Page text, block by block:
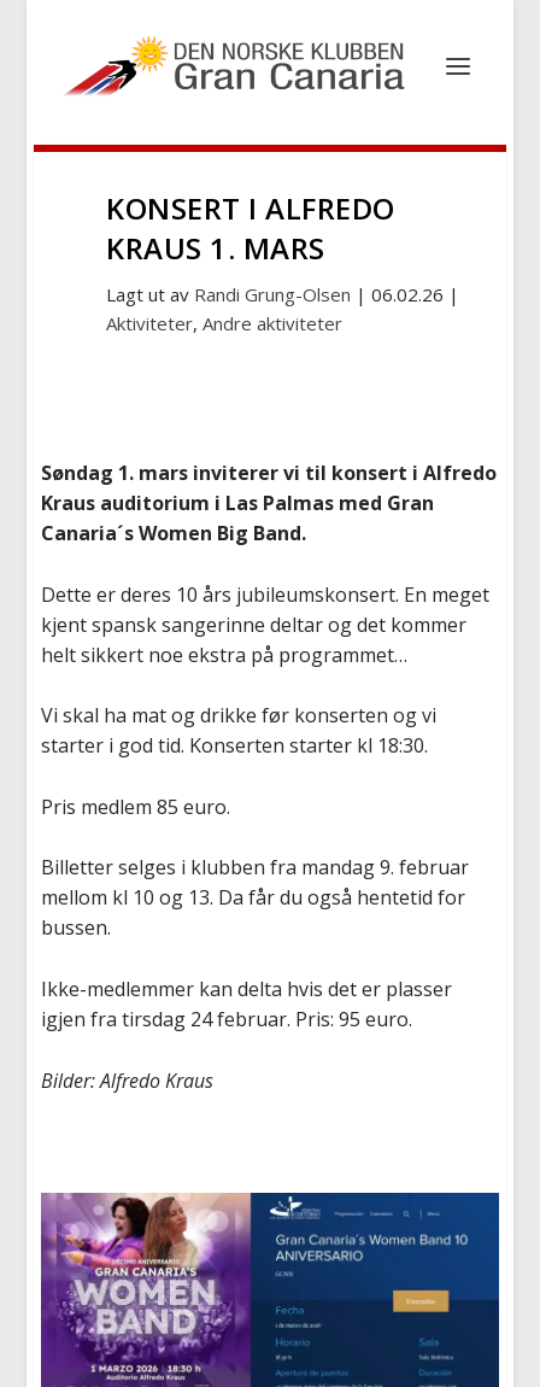
KONSERT I ALFREDO
KRAUS 1. MARS
Lagt ut av Randi Grung-Olsen |06.02.26 |
Aktiviteter,Andre aktiviteter
Søndag 1. mars inviterer vi til konsert i Alfredo
Kraus auditorium i Las Palmas med Gran
Canaria´s Women Big Band.
Dette er deres 10 års jubileumskonsert. En meget
kjent spansk sangerinne deltar og det kommer
helt sikkert noe ekstra på programmet…
Vi skal ha mat og drikke før konserten og vi
starter i god tid. Konserten starter kl 18:30.
Pris medlem 85 euro.
Billetter selges i klubben fra mandag 9. februar
mellom kl 10 og 13. Da får du også hentetid for
bussen.
Ikke-medlemmer kan delta hvis det er plasser
igjen fra tirsdag 24 februar. Pris: 95 euro.
Bilder: Alfredo Kraus